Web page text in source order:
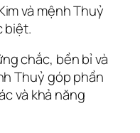
và mệnh Thuỷ
biệt.
chắc, bền bỉ và
Thuỷ góp phần
và khả năng